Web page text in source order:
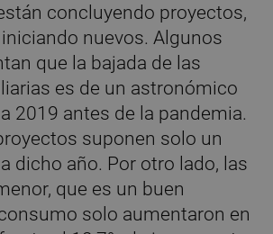
concluyendo proyectos,
nuevos. Algunos
que la bajada de las
es de un astronómico
2019 antes de la pandemia.
suponen solo un
dicho año. Por otro lado, las
que es un buen
solo aumentaron en